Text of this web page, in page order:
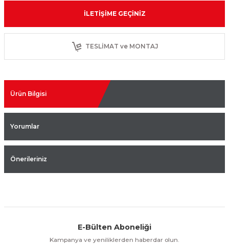
İLETIŞIME GEÇINIZ
TESLİMAT ve MONTAJ
Ürün Bilgisi
Yorumlar
Önerileriniz
Kolay İade & Değişim Güvenli Alışveriş
E-Bülten Aboneliği
Kampanya ve yeniliklerden haberdar olun.